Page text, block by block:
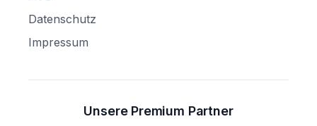
Datenschutz
Impressum
Unsere Premium Partner